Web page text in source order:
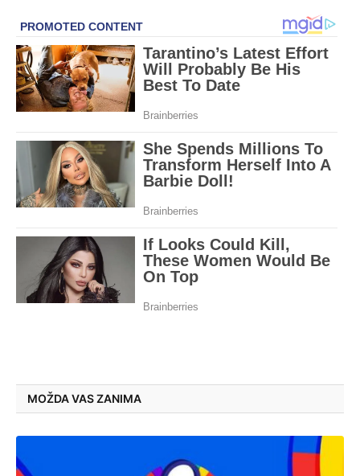
MOŽDA VAS ZANIMA